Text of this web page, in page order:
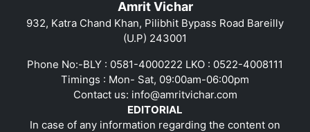
Amrit Vichar
932, Katra Chand Khan, Pilibhit Bypass Road Bareilly
(U.P) 243001
Phone No:-BLY : 0581-4000222 LKO : 0522-4008111
Timings : Mon- Sat, 09:00am-06:00pm
Contact us: info@amritvichar.com
EDITORIAL
In case of any information regarding the content on